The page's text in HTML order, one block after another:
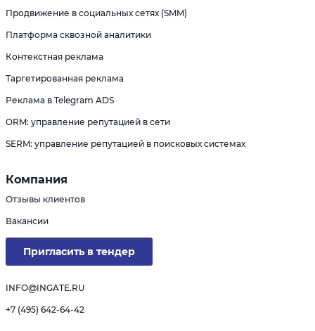
Продвижение в социальных сетях (SMM)
Платформа сквозной аналитики
Контекстная реклама
Таргетированная реклама
Реклама в Telegram ADS
ORM: управление репутацией в сети
SERM: управление репутацией в поисковых системах
Компания
Отзывы клиентов
Вакансии
Пригласить в тендер
INFO@INGATE.RU
+7 (495) 642-64-42